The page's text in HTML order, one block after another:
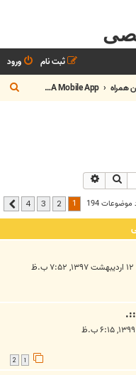
ورود
ثبت نام
همراه JAVA Mobile App
ج
س
جستجو
194
2
3
4 بعدی